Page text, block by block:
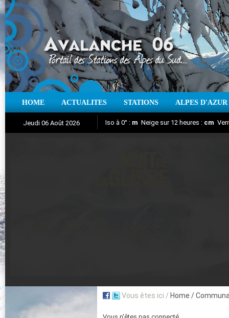
HOME ACTUALITES STATIONS ALPES D'AZUR
Jeudi 06 Août 2026 Iso à 0° : m Neige sur 12 heures : cm
Vous êtes ici / Home /